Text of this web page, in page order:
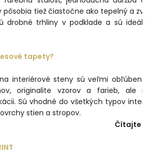
pôsobia tiež čiastočne ako tepelný a
drobné trhliny v podklade a sú
tapety?
interiérové steny sú veľmi obľúbené
originalite vzorov a farieb, ale
Sú vhodné do všetkých typov
stien a stropov.
Čítajte